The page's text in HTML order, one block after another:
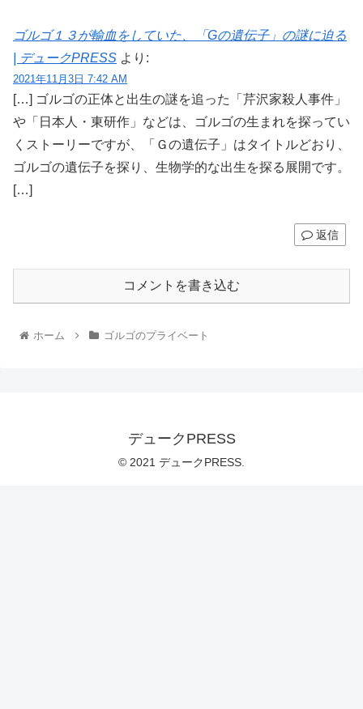
ゴルゴ１３が輸血をしていた、「Gの遺伝子」の謎に迫る
| デュークPRESS より:
2021年11月3日 7:42 AM
[…] ゴルゴの正体と出生の謎を追った「芹沢家殺人事件」
や「日本人・東研作」などは、ゴルゴの生まれを探ってい
くストーリーですが、「Ｇの遺伝子」はタイトルどおり、
ゴルゴの遺伝子を探り、生物学的な出生を探る展開です。
[…]
返信
コメントを書き込む
ホーム ゴルゴのプライベート
デュークPRESS
© 2021 デュークPRESS.